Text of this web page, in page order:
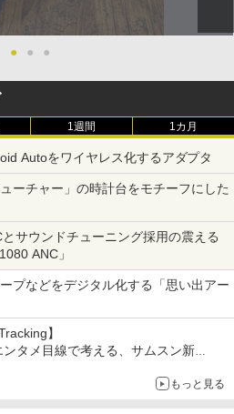
● ● ●
1週間 1カ月
Autoをワイヤレス化するアダプタ
ーチャー」の時計台をモチーフにした
サウンドチューニング採用の震える
ANC」
プなどをデジタル化する「思い出アー
】
タメ目線で考える、サムスン新
もっと見る